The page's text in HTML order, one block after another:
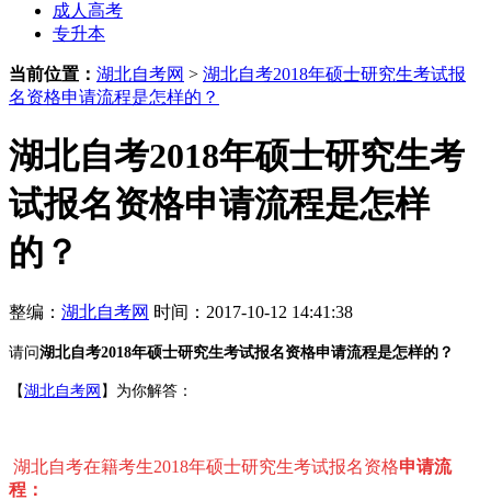
成人高考
专升本
当前位置： 湖北自考网 > 湖北自考2018年硕士研究生考试报
名资格申请流程是怎样的？
湖北自考2018年硕士研究生考
试报名资格申请流程是怎样
的？
整编： 湖北自考网 时间：2017-10-12 14:41:38
请问湖北自考2018年硕士研究生考试报名资格申请流程是怎样的？
【湖北自考网 】为你解答：
湖北自考在籍考生2018年硕士研究生考试报名资格申请流
程：